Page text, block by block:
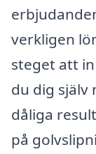
verkligen
steget att
du dig själv
dåliga
på